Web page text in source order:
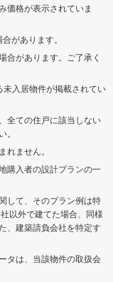
価格が表示されていま
があります。
合があります。ご了承く
未入居物件が掲載されてい
全ての住戸に該当しない
れません。
購入者の設計プランの一
して、そのプラン例は特
以外で建てた場合、同様
、建築請負会社を特定す
タは、当該物件の取扱会